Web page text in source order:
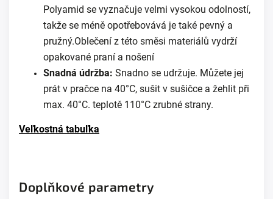
Polyamid se vyznačuje velmi vysokou odolností,
takže se méně opotřebovává je také pevný a
pružný.Oblečení z této směsi materiálů vydrží
opakované praní a nošení
Snadná údržba: Snadno se udržuje. Můžete jej
prát v pračce na 40°C, sušit v sušičce a žehlit při
max. 40°C. teplotě 110°C zrubné strany.
Veľkostná tabuľka
Doplňkové parametry